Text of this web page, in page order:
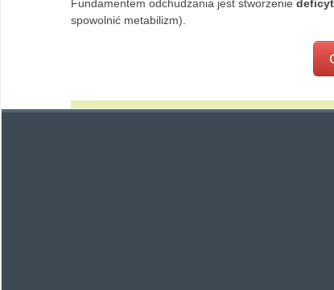
Fundamentem odchudzania jest stworzenie
spowolnić metabilizm).